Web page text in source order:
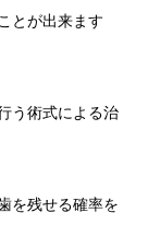
とが出来ます
う術式による治
を残せる確率を